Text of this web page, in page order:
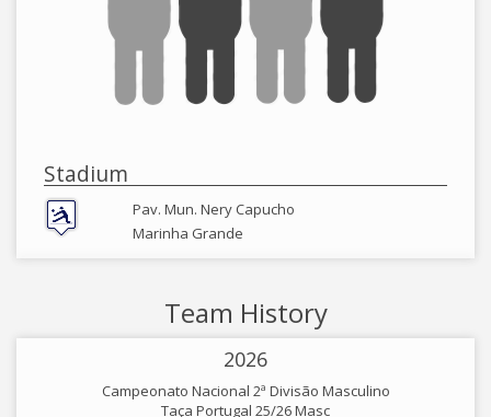
Stadium
Pav. Mun. Nery Capucho
Marinha Grande
Team History
2026
Campeonato Nacional 2ª Divisão Masculino
Taça Portugal 25/26 Masc